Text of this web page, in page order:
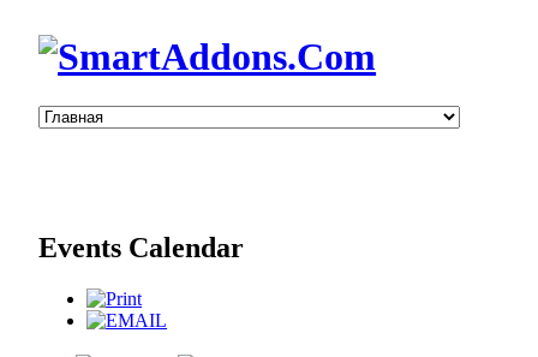
Events Calendar